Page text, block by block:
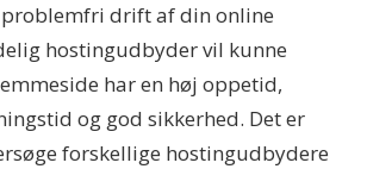
drift af din online
hostingudbyder vil kunne
har en høj oppetid,
og god sikkerhed. Det er
forskellige hostingudbydere